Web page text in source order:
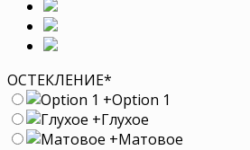
ОСТЕКЛЕНИЕ*
+Option 1
+Глухое
+Матовое